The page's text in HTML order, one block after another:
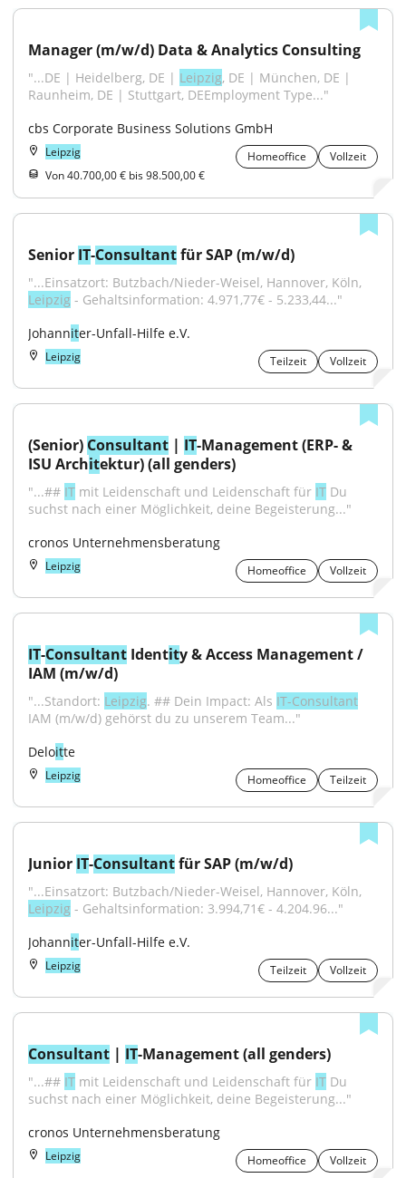
Manager (m/w/d) Data & Analytics Consulting
"...DE | Heidelberg, DE | Leipzig, DE | München, DE |
Raunheim, DE | Stuttgart, DEEmployment Type..."
cbs Corporate Business Solutions GmbH
Leipzig Homeoffice
Vollzeit
Von 40.700,00 € bis 98.500,00 €
Senior IT-Consultant für SAP (m/w/d)
Leipzig - Gehaltsinformation: 4.971,77€ - 5.233,44..."
Johanniter-Unfall-Hilfe e.V.
Leipzig Teilzeit Vollzeit
(Senior) Consultant | IT-Management (ERP- &
ISU Architektur) (all genders)
"...## IT mit Leidenschaft und Leidenschaft für IT Du
suchst nach einer Möglichkeit, deine Begeisterung..."
cronos Unternehmensberatung
Leipzig Homeoffice Vollzeit
IT-Consultant Identity & Access Management /
IAM (m/w/d)
"...Standort: Leipzig. ## Dein Impact: Als IT-Consultant
IAM (m/w/d) gehörst du zu unserem Team..."
Deloitte
Leipzig Homeoffice Teilzeit
Junior IT-Consultant für SAP (m/w/d)
Leipzig - Gehaltsinformation: 3.994,71€ - 4.204.96..."
Johanniter-Unfall-Hilfe e.V.
Leipzig Teilzeit Vollzeit
Consultant | IT-Management (all genders)
"...## IT mit Leidenschaft und Leidenschaft für IT Du
suchst nach einer Möglichkeit, deine Begeisterung..."
cronos Unternehmensberatung
Leipzig Homeoffice Vollzeit